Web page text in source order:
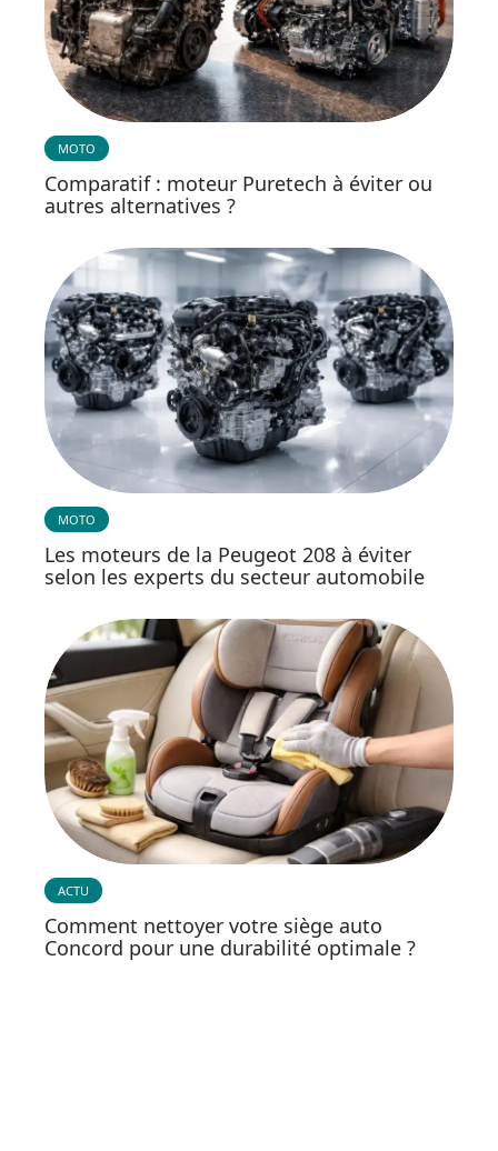
MOTO
Comparatif : moteur Puretech à éviter ou
autres alternatives ?
MOTO
Les moteurs de la Peugeot 208 à éviter
selon les experts du secteur automobile
ACTU
Comment nettoyer votre siège auto
Concord pour une durabilité optimale ?